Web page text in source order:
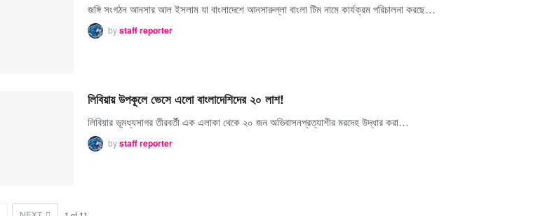
জঙ্গি সংগঠন আনসার আল ইসলাম যা বাংলাদেশে আনসারুল্লা বাংলা টিম নামে কার্যক্রম পরিচালনা করছে…
bystaff reporter
লিবিয়ায় উপকূলে ভেসে এলো বাংলাদেশিদের ২০ লাশ!
লিবিয়ার ভূমধ্যসাগর তীরবর্তী এক এলাকা থেকে ২০ জন অভিবাসনপ্রত্যাশীর মরদেহ উদ্ধার করা…
bystaff reporter